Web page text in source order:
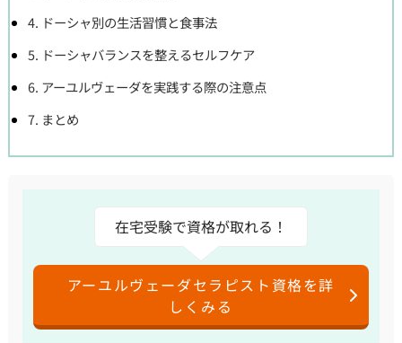
4. ドーシャ別の生活習慣と食事法
5. ドーシャバランスを整えるセルフケア
6. アーユルヴェーダを実践する際の注意点
7. まとめ
在宅受験で資格が取れる！
アーユルヴェーダセラピスト資格を詳
しくみる